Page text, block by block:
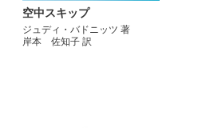
空中スキップ
ジュディ・バドニッツ 著
岸本 佐知子 訳